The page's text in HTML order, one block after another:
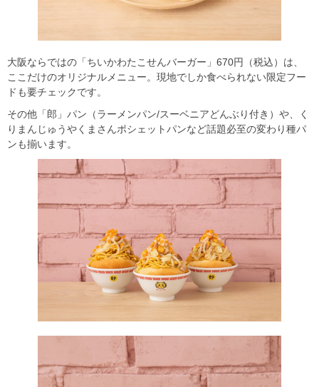
大阪ならではの「ちいかわたこせんバーガー」670円（税込）は、
ここだけのオリジナルメニュー。現地でしか食べられない限定フー
ドも要チェックです。
その他「郎」パン（ラーメンパン/スーベニアどんぶり付き）や、く
りまんじゅうやくまさんポシェットパンなど話題必至の変わり種パ
ンも揃います。